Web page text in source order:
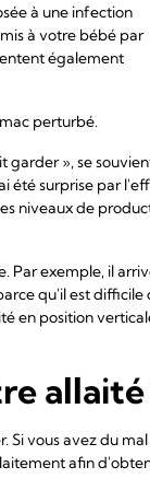
à une infection
à votre bébé par
également
perturbé.
garder », se
été surprise par
niveaux de
Par exemple, il
qu'il est difficile
en position
allaité
Si vous avez du mal
afin